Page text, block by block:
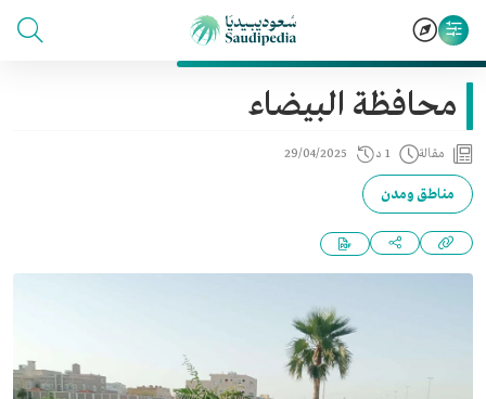
محافظة البيضاء
مقالة 1 د 29/04/2025
مناطق ومدن